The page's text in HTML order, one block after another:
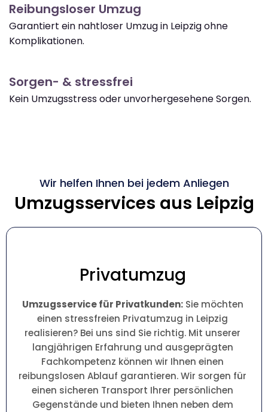
Reibungsloser Umzug
Garantiert ein nahtloser Umzug in Leipzig ohne
Komplikationen.
Sorgen- & stressfrei
Kein Umzugsstress oder unvorhergesehene Sorgen.
Wir helfen Ihnen bei jedem Anliegen
Umzugsservices aus Leipzig
Privatumzug
Umzugsservice für Privatkunden:Sie möchten
einen stressfreien Privatumzug in Leipzig
realisieren? Bei uns sind Sie richtig. Mit unserer
langjährigen Erfahrung und ausgeprägten
Fachkompetenz können wir Ihnen einen
reibungslosen Ablauf garantieren. Wir sorgen für
einen sicheren Transport Ihrer persönlichen
Gegenstände und bieten Ihnen neben dem